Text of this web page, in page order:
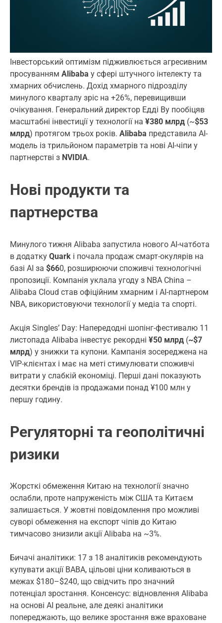
Інвесторський оптимізм підживлюється агресивним
просуванням Alibaba у сфері штучного інтелекту та
хмарних обчислень. Дохід хмарного підрозділу
минулого кварталу зріс на +26%, перевищивши
очікування. Генеральний директор Едді Ву пообіцяв
масштабні інвестиції у технології на ¥380 млрд (~$53
млрд) протягом трьох років. Alibaba представила AI-
модель із трильйоном параметрів та нові AI-чіпи у
партнерстві з NVIDIA.
Нові продукти та
партнерства
Минулого тижня Alibaba запустила нового AI-чатбота
в додатку Quark і почала продаж смарт-окулярів на
базі AI за $660, розширюючи споживчі технологічні
пропозиції. Компанія уклала угоду з NBA China –
Alibaba Cloud став офіційним хмарним і AI-партнером
NBA, використовуючи технології у медіа та спорті.
Акція Singles’ Day: Напередодні шопінг-фестивалю 11
листопада Alibaba інвестує рекордні ¥50 млрд (~$7
млрд) у знижки та купони. Кампанія зосереджена на
VIP-клієнтах і має на меті стимулювати споживчі
витрати у слабкій економіці. Перші дані показують
десятки брендів із продажами понад ¥100 млн у
першу годину.
Регуляторні та геополітичні
ризики
Жорсткі обмеження Китаю на технології значно
ослабли, проте напруженість між США та Китаєм
залишається. У жовтні повідомлення про можливі
суворі обмеження на експорт чіпів до Китаю
тимчасово знизили акції Alibaba на ~3%.
Бичачі аналітики: 17 з 18 аналітиків рекомендують
купувати акції BABA, цільові ціни коливаються в
межах $180–$240, що свідчить про значний
потенціал зростання. Консенсус: відновлення Alibaba
на основі AI реальне, але деякі аналітики
попереджають, що велике зростання вже враховане